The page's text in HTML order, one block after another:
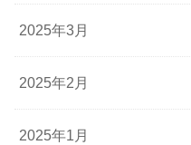
2025年3月
2025年2月
2025年1月